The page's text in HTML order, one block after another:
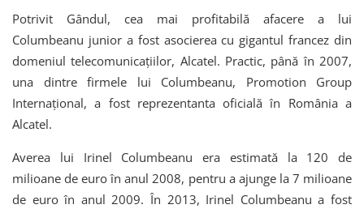
Potrivit Gândul, cea mai profitabilă afacere a lui
Columbeanu junior a fost asocierea cu gigantul francez din
domeniul telecomunicaţiilor, Alcatel. Practic, până în 2007,
una dintre firmele lui Columbeanu, Promotion Group
Internaţional, a fost reprezentanta oficială în România a
Alcatel.
Averea lui Irinel Columbeanu era estimată la 120 de
milioane de euro în anul 2008, pentru a ajunge la 7 milioane
de euro în anul 2009. În 2013, Irinel Columbeanu a fost